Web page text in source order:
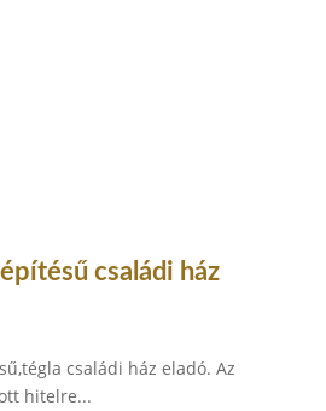
családi ház
családi ház eladó. Az
hitelre...